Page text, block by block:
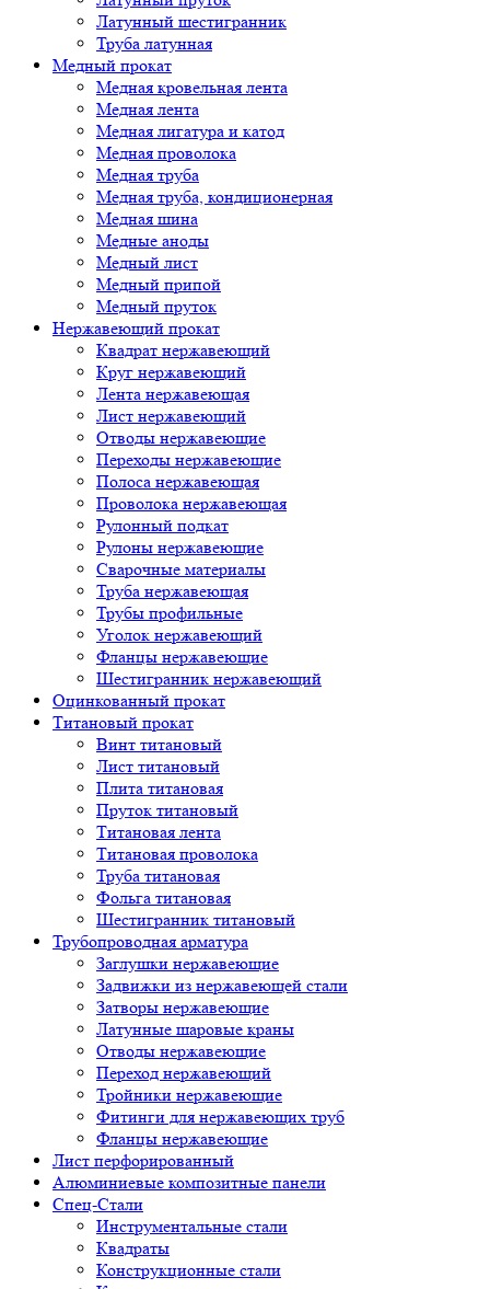
Латунный шестигранник
Труба латунная
Медный прокат
Медная кровельная лента
Медная лента
Медная лигатура и катод
Медная проволока
Медная труба
Медная труба, кондиционерная
Медная шина
Медные аноды
Медный лист
Медный припой
Медный пруток
Нержавеющий прокат
Квадрат нержавеющий
Круг нержавеющий
Лента нержавеющая
Лист нержавеющий
Отводы нержавеющие
Переходы нержавеющие
Полоса нержавеющая
Проволока нержавеющая
Рулонный подкат
Рулоны нержавеющие
Сварочные материалы
Труба нержавеющая
Трубы профильные
Уголок нержавеющий
Фланцы нержавеющие
Шестигранник нержавеющий
Оцинкованный прокат
Титановый прокат
Винт титановый
Лист титановый
Плита титановая
Пруток титановый
Титановая лента
Титановая проволока
Труба титановая
Фольга титановая
Шестигранник титановый
Трубопроводная арматура
Заглушки нержавеющие
Задвижки из нержавеющей стали
Затворы нержавеющие
Латунные шаровые краны
Отводы нержавеющие
Переход нержавеющий
Тройники нержавеющие
Фитинги для нержавеющих труб
Фланцы нержавеющие
Лист перфорированный
Алюминиевые композитные панели
Спец-Стали
Инструментальные стали
Квадраты
Конструкционные стали